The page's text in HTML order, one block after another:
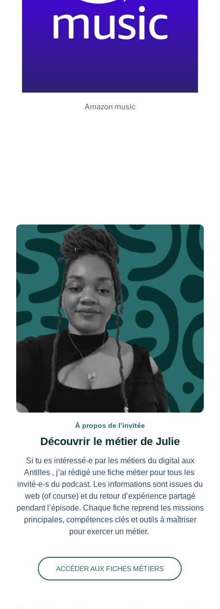
Amazon music
À propos de l’invitée
Découvrir le métier de Julie
Si tu es intéressé-e par les métiers du digital aux
Antilles , j’ai rédigé une fiche métier pour tous les
invité-e-s du podcast. Les informations sont issues du
web (of course) et du retour d’expérience partagé
pendant l’épisode. Chaque fiche reprend les missions
principales, compétences clés et outils à maîtriser
pour exercer un métier.
ACCÉDER AUX FICHES MÉTIERS